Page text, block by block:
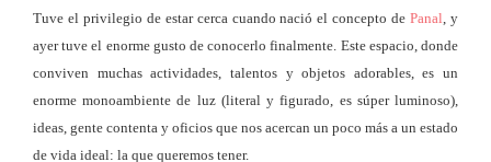
Tuve el privilegio de estar cerca cuando nació el concepto dePanal, y
ayer tuve el enorme gusto de conocerlo finalmente. Este espacio, donde
conviven muchas actividades, talentos y objetos adorables, es un
enorme monoambiente de luz (literal y figurado, es súper luminoso),
ideas, gente contenta y oficios que nos acercan un poco más a un estado
de vida ideal: la que queremos tener.